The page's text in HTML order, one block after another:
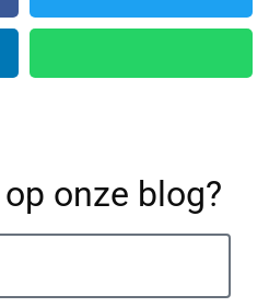
onze blog?